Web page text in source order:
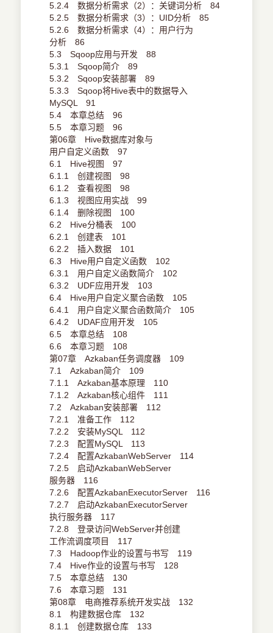
5.2.4 数据分析需求（2）：关键词分析 84
5.2.5 数据分析需求（3）：UID分析 85
5.2.6 数据分析需求（4）：用户行为
分析 86
5.3 Sqoop应用与开发 88
5.3.1 Sqoop简介 89
5.3.2 Sqoop安装部署 89
5.3.3 Sqoop将Hive表中的数据导入
MySQL 91
5.4 本章总结 96
5.5 本章习题 96
第06章 Hive数据库对象与
用户自定义函数 97
6.1 Hive视图 97
6.1.1 创建视图 98
6.1.2 查看视图 98
6.1.3 视图应用实战 99
6.1.4 删除视图 100
6.2 Hive分桶表 100
6.2.1 创建表 101
6.2.2 插入数据 101
6.3 Hive用户自定义函数 102
6.3.1 用户自定义函数简介 102
6.3.2 UDF应用开发 103
6.4 Hive用户自定义聚合函数 105
6.4.1 用户自定义聚合函数简介 105
6.4.2 UDAF应用开发 105
6.5 本章总结 108
6.6 本章习题 108
第07章 Azkaban任务调度器 109
7.1 Azkaban简介 109
7.1.1 Azkaban基本原理 110
7.1.2 Azkaban核心组件 111
7.2 Azkaban安装部署 112
7.2.1 准备工作 112
7.2.2 安装MySQL 112
7.2.3 配置MySQL 113
7.2.4 配置AzkabanWebServer 114
7.2.5 启动AzkabanWebServer
服务器 116
7.2.6 配置AzkabanExecutorServer 116
7.2.7 启动AzkabanExecutorServer
执行服务器 117
7.2.8 登录访问WebServer并创建
工作流调度项目 117
7.3 Hadoop作业的设置与书写 119
7.4 Hive作业的设置与书写 128
7.5 本章总结 130
7.6 本章习题 131
第08章 电商推荐系统开发实战 132
8.1 构建数据仓库 132
8.1.1 创建数据仓库 133